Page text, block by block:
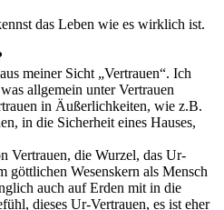
das Leben wie es wirklich ist.
meiner Sicht „Vertrauen“. Ich
allgemein unter Vertrauen
in Äußerlichkeiten, wie z.B.
in die Sicherheit eines Hauses,
Vertrauen, die Wurzel, das Ur-
göttlichen Wesenskern als Mensch
auch auf Erden mit in die
dieses Ur-Vertrauen, es ist eher